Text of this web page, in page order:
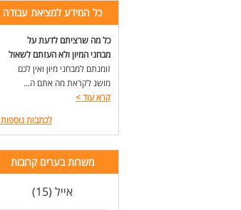
כל המידע למציאת עבודה
כל מה שרציתם לדעת על
מבחני המיון ולא העזתם לשאול
זומנתם למבחני מיון ואין לכם
מושג לקראת מה אתם ה...
קרא עוד>
לכתבות נוספות
משרות בערים קרובות
אייל (15)